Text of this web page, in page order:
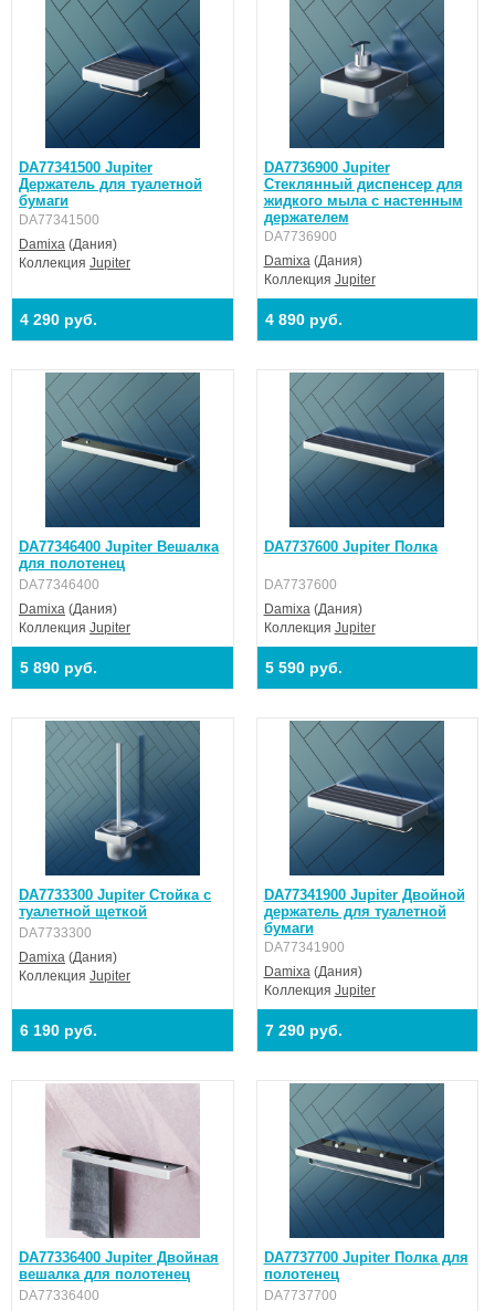
DA77341500 Jupiter
Держатель для туалетной
бумаги
DA77341500
Damixa (Дания)
Коллекция Jupiter
4 290 руб.
DA7736900 Jupiter
Стеклянный диспенсер для
жидкого мыла с настенным
держателем
DA7736900
Damixa(Дания)
Коллекция Jupiter
4 890 руб.
DA77346400 Jupiter Вешалка
для полотенец
DA77346400
Damixa (Дания)
Коллекция Jupiter
5 890 руб.
DA7737600 Jupiter Полка
DA7737600
Damixa(Дания)
Коллекция Jupiter
5 590 руб.
DA7733300 Jupiter Стойка с
туалетной щеткой
DA7733300
Damixa (Дания)
Коллекция Jupiter
6 190 руб.
DA77341900 Jupiter Двойной
держатель для туалетной
бумаги
DA77341900
Damixa(Дания)
Коллекция Jupiter
7 290 руб.
DA77336400 Jupiter Двойная
вешалка для полотенец
DA77336400
DA7737700 Jupiter Полка для
полотенец
DA7737700